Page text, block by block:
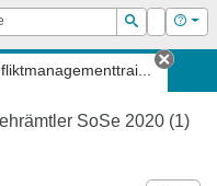
Suchen
Login Hilfe
Tab
SoSe 2020 (1)